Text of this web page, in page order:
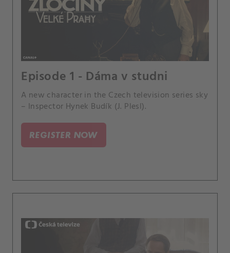
Episode 1 - Dáma v studni
A new character in the Czech television series sky
– Inspector Hynek Budík (J. Plesl).
REGISTER NOW